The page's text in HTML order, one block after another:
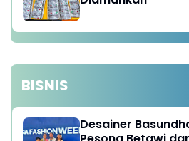
BISNIS
Desainer